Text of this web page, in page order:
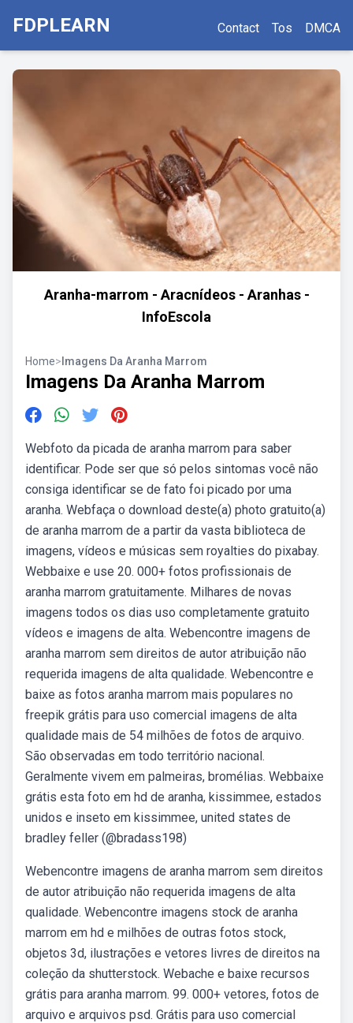
FDPLEARN Contact Tos DMCA
Aranha-marrom - Aracnídeos - Aranhas -
InfoEscola
Home> Imagens Da Aranha Marrom
Imagens Da Aranha Marrom
Webfoto da picada de aranha marrom para saber
identificar. Pode ser que só pelos sintomas você não
consiga identificar se de fato foi picado por uma
aranha. Webfaça o download deste(a) photo gratuito(a)
de aranha marrom de a partir da vasta biblioteca de
imagens, vídeos e músicas sem royalties do pixabay.
Webbaixe e use 20. 000+ fotos profissionais de
aranha marrom gratuitamente. Milhares de novas
imagens todos os dias uso completamente gratuito
vídeos e imagens de alta. Webencontre imagens de
aranha marrom sem direitos de autor atribuição não
requerida imagens de alta qualidade. Webencontre e
baixe as fotos aranha marrom mais populares no
freepik grátis para uso comercial imagens de alta
qualidade mais de 54 milhões de fotos de arquivo.
São observadas em todo território nacional.
Geralmente vivem em palmeiras, bromélias. Webbaixe
grátis esta foto em hd de aranha, kissimmee, estados
unidos e inseto em kissimmee, united states de
bradley feller (@bradass198)
Webencontre imagens de aranha marrom sem direitos
de autor atribuição não requerida imagens de alta
qualidade. Webencontre imagens stock de aranha
marrom em hd e milhões de outras fotos stock,
objetos 3d, ilustrações e vetores livres de direitos na
coleção da shutterstock. Webache e baixe recursos
grátis para aranha marrom. 99. 000+ vetores, fotos de
arquivo e arquivos psd. Grátis para uso comercial